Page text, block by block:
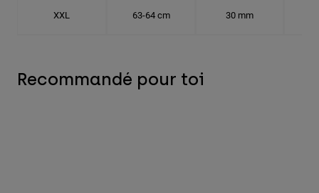
XXL 63-64 cm 30 mm
Recommandé pour toi